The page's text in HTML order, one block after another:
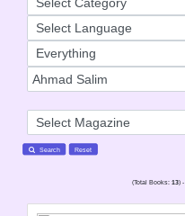
Search Reset
(Total Books: 13) -